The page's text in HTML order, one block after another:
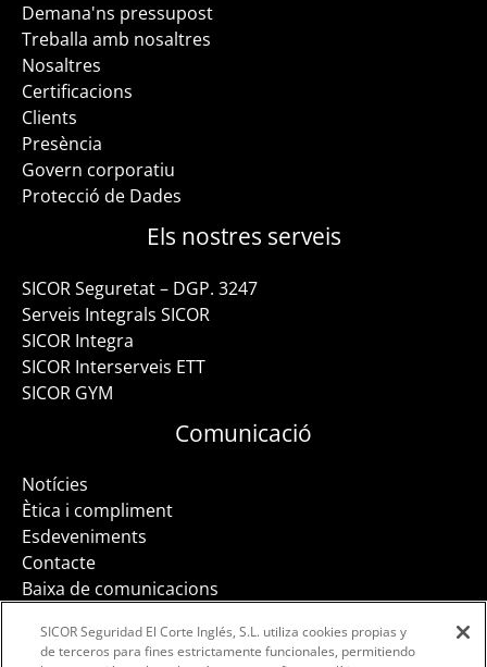
Demana'ns pressupost
Treballa amb nosaltres
Nosaltres
Certificacions
Clients
Presència
Govern corporatiu
Protecció de Dades
Els nostres serveis
SICOR Seguretat – DGP. 3247
Serveis Integrals SICOR
SICOR Integra
SICOR Interserveis ETT
SICOR GYM
Comunicació
Notícies
Ètica i compliment
Esdeveniments
Contacte
Baixa de comunicacions
SICOR Seguridad El Corte Inglés, S.L. utiliza cookies propias y
de terceros para fines estrictamente funcionales, permitiendo